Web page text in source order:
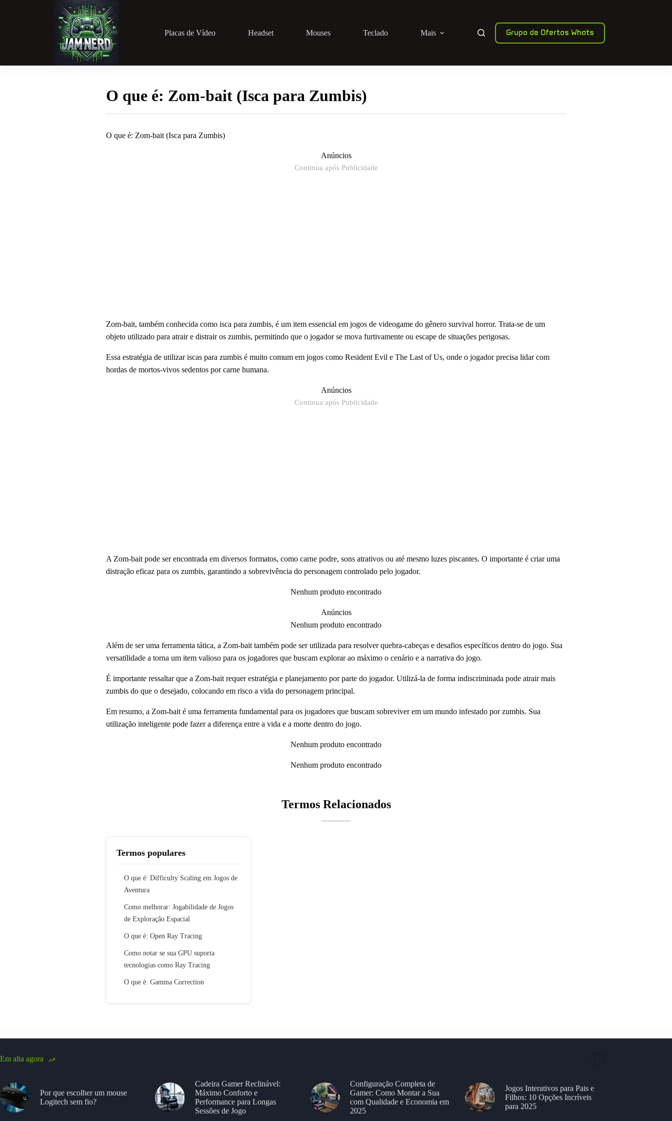
Placas de Vídeo Headset Mouses Teclado Mais Grupo de Ofertas Whats
O que é: Zom-bait (Isca para Zumbis)
O que é: Zom-bait (Isca para Zumbis)
Anúncios
Continua após Publicidade
Zom-bait, também conhecida como isca para zumbis, é um item essencial em jogos de videogame do gênero survival horror. Trata-se de um
objeto utilizado para atrair e distrair os zumbis, permitindo que o jogador se mova furtivamente ou escape de situações perigosas.
Essa estratégia de utilizar iscas para zumbis é muito comum em jogos como Resident Evil e The Last of Us, onde o jogador precisa lidar com
hordas de mortos-vivos sedentos por carne humana.
Anúncios
Continua após Publicidade
A Zom-bait pode ser encontrada em diversos formatos, como carne podre, sons atrativos ou até mesmo luzes piscantes. O importante é criar uma
distração eficaz para os zumbis, garantindo a sobrevivência do personagem controlado pelo jogador.
Nenhum produto encontrado
Anúncios
Nenhum produto encontrado
Além de ser uma ferramenta tática, a Zom-bait também pode ser utilizada para resolver quebra-cabeças e desafios específicos dentro do jogo. Sua
versatilidade a torna um item valioso para os jogadores que buscam explorar ao máximo o cenário e a narrativa do jogo.
É importante ressaltar que a Zom-bait requer estratégia e planejamento por parte do jogador. Utilizá-la de forma indiscriminada pode atrair mais
zumbis do que o desejado, colocando em risco a vida do personagem principal.
Em resumo, a Zom-bait é uma ferramenta fundamental para os jogadores que buscam sobreviver em um mundo infestado por zumbis. Sua
utilização inteligente pode fazer a diferença entre a vida e a morte dentro do jogo.
Nenhum produto encontrado
Nenhum produto encontrado
Termos Relacionados
Termos populares
O que é: Difficulty Scaling em Jogos de
Aventura
Como melhorar: Jogabilidade de Jogos
de Exploração Espacial
O que é: Open Ray Tracing
Como notar se sua GPU suporta
tecnologias como Ray Tracing
O que é: Gamma Correction
Em alta agora
Por que escolher um mouse
Logitech sem fio?
Cadeira Gamer Reclinável:
Máximo Conforto e
Performance para Longas
Sessões de Jogo
Configuração Completa de
Gamer: Como Montar a Sua
com Qualidade e Economia em
2025
Jogos Interativos para Pais e
Filhos: 10 Opções Incríveis
para 2025